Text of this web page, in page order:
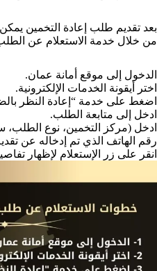
بعد تقديم طلب إعادة التخمين
من خلال خدمة الاستعلام عن
الدخول إلى موقع أمانة عمان.
اختر أيقونة الخدمات الإلكترونية.
اضغط على خدمة “إعادة النظر
ادخل إلى متابعة الطلب.
ادخل (مركز التخمين، نوع
رقم الهاتف الذي تم إدخاله عن
انقر على زر الإستعلام لإظهار